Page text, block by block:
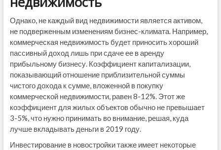
Однако, не каждый вид недвижимости является активом,
не подверженным изменениям бизнес-климата. Например,
коммерческая недвижимость будет приносить хороший
пассивный доход лишь при сдаче ее в аренду
прибыльному бизнесу. Коэффициент капитализации,
показывающий отношение приблизительной суммы
чистого дохода к сумме, вложенной в покупку
коммерческой недвижимости, равен 8-12%. Этот же
коэффициент для жилых объектов обычно не превышает
3-5%, что нужно принимать во внимание, решая, куда
лучше вкладывать деньги в 2019 году.
Инвестирование в новостройки также имеет некоторые